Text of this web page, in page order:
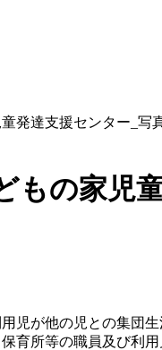
もの家児
児が他の児との集団
育所等の職員及び利